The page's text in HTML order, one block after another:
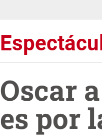
Oscar
es por